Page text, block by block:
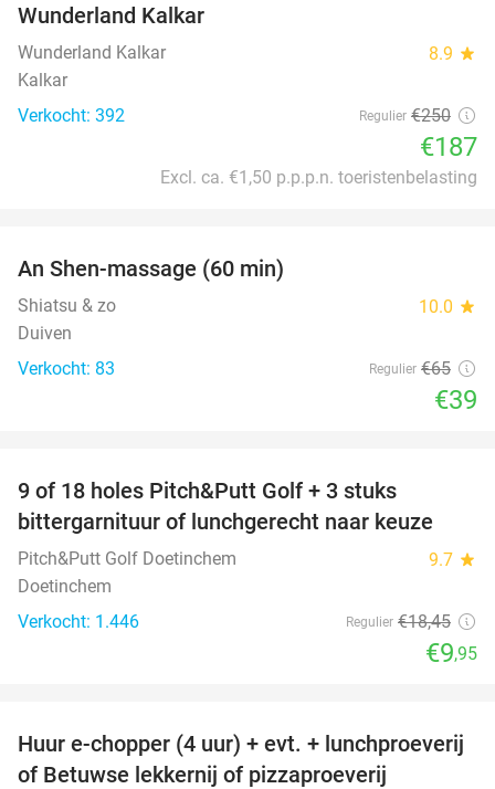
Wunderland Kalkar
Wunderland Kalkar 8.9 star
Kalkar
Verkocht: 392
Regulier €250
€187
Excl. ca. €1,50 p.p.p.n. toeristenbelasting
An Shen-massage (60 min)
Shiatsu & zo 10.0 star
Duiven
Verkocht: 83
Regulier €65
€39
9 of 18 holes Pitch&Putt Golf + 3 stuks
bittergarnituur of lunchgerecht naar keuze
Pitch&Putt Golf Doetinchem 9.7 star
Doetinchem
Verkocht: 1.446
Regulier €18,45
€9,95
44%
Huur e-chopper (4 uur) + evt. + lunchproeverij
of Betuwse lekkernij of pizzaproeverij